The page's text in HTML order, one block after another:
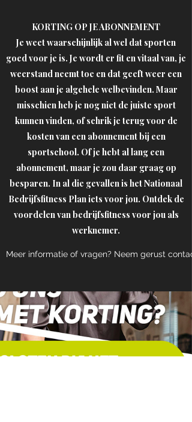
INLOGGEN
KORTING OP JE ABONNEMENT
Je weet waarschijnlijk al wel dat sporten
goed voor je is. Je wordt er fit en vitaal van, je
weerstand neemt toe en dat geeft weer een
boost aan je algehele welbevinden. Maar
misschien heb je nog niet de juiste sport
kunnen vinden, of schrik je terug voor de
kosten van een abonnement bij een
sportschool. Of je hebt al lang een
abonnement, maar je zou daar graag op
besparen. In al die gevallen is het Nationaal
Bedrijfsfitness Plan iets voor jou. Ontdek de
voordelen van bedrijfsfitness voor jou als
werknemer.
Meer informatie of vragen? Neem gerust